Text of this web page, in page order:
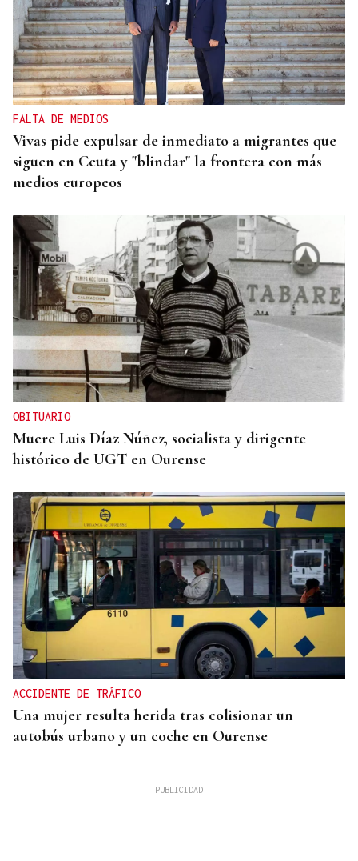
DALLAS MAVERICKS
Santi Aldama, jugador de la NBA, visita Ourense
FALTA DE MEDIOS
Vivas pide expulsar de inmediato a migrantes que
siguen en Ceuta y "blindar" la frontera con más
medios europeos
OBITUARIO
Muere Luis Díaz Núñez, socialista y dirigente
histórico de UGT en Ourense
ACCIDENTE DE TRÁFICO
Una mujer resulta herida tras colisionar un
autobús urbano y un coche en Ourense